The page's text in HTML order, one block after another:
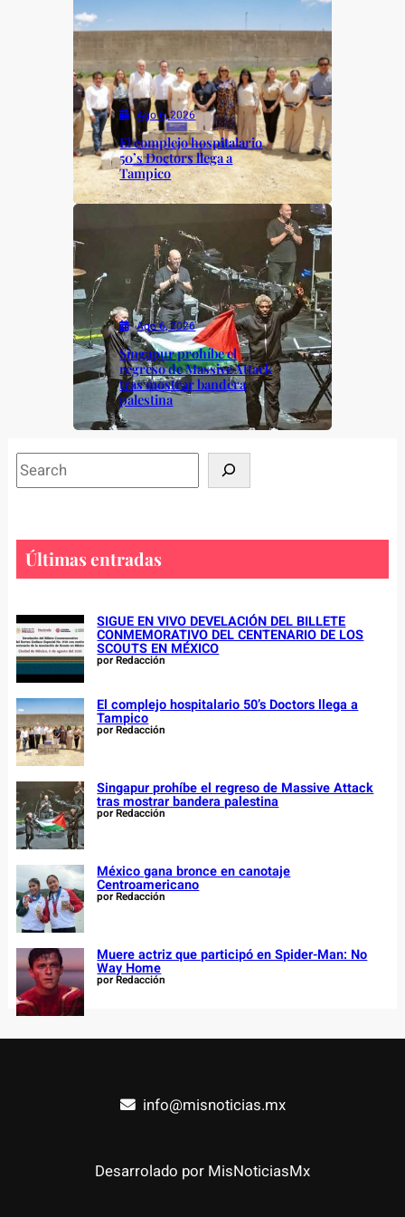
Ago 6, 2026
El complejo hospitalario
50’s Doctors llega a
Tampico
Ago 6, 2026
Singapur prohíbe el
regreso de Massive Attack
tras mostrar bandera
palestina
S
e
r
h
Últimas entradas
SIGUE EN VIVO DEVELACIÓN DEL BILLETE
CONMEMORATIVO DEL CENTENARIO DE LOS
SCOUTS EN MÉXICO
por Redacción
El complejo hospitalario 50’s Doctors llega a
Tampico
por Redacción
Singapur prohíbe el regreso de Massive Attack
tras mostrar bandera palestina
por Redacción
México gana bronce en canotaje
Centroamericano
por Redacción
Muere actriz que participó en Spider-Man: No
Way Home
por Redacción
info@misnoticias.mx
Desarrolado por MisNoticiasMx